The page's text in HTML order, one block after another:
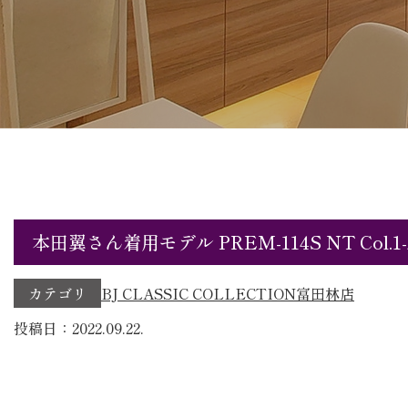
本田翼さん着用モデル PREM-114S NT
カテゴリ BJ CLASSIC COLLECTION富田林店
投稿日：2022.09.22.